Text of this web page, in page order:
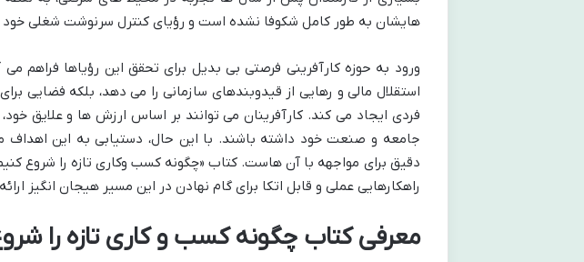
هایشان به طور کامل شکوفا نشده است و رؤیای کنترل سرنوشت شغلی خود
ورود به حوزه کارآفرینی فرصتی بی بدیل برای تحقق این رؤیاها فراهم می
استقلال مالی و رهایی از قیدوبندهای سازمانی را می دهد، بلکه فضایی
فردی ایجاد می کند. کارآفرینان می توانند بر اساس ارزش ها و علایق خود،
جامعه و صنعت خود داشته باشند. با این حال، دستیابی به این
دقیق برای مواجهه با آن هاست. کتاب «چگونه کسب وکاری تازه را شروع
راهکارهایی عملی و قابل اتکا برای گام نهادن در این مسیر هیجان انگیز
معرفی کتاب چگونه کسب و کاری تازه را